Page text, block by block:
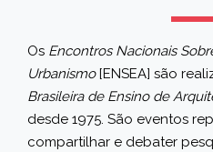
Os Encontros Nacionais
Urbanismo[ENSEA] são
Brasileira de Ensino de
desde 1975. São eventos
compartilhar e debater